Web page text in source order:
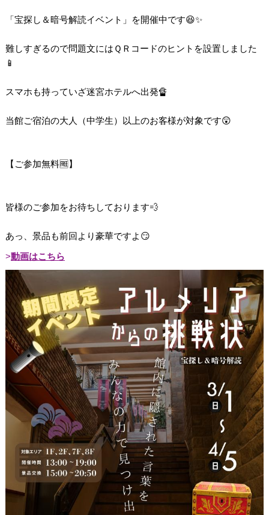
「宝探し＆暗号解読イベント」を開催中です😆✨
難しすぎるので問題文にはＱＲコードのヒントを設置しました
📱
スマホも持っていざ迷宮ホテルへ出発🔏
当館ご宿泊の大人（中学生）以上のお客様が対象です😲
【ご参加無料🆓】
皆様のご参加をお待ちしております💨
あっ、景品も前回より豪華ですよ😏
動画はこちら